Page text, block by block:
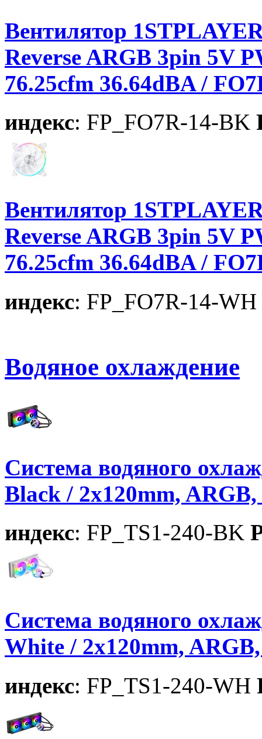
Вентилятор
Reverse ARGB 3pin 5V
76.25cfm 36.64dBA /
индекс: FP_FO7R-14-BK
Вентилятор
Reverse ARGB 3pin 5V
76.25cfm 36.64dBA /
индекс: FP_FO7R-14-WH
Водяное охлаждение
Система водяного
Black / 2x120mm,
индекс: FP_TS1-240-BK
Система водяного
White / 2x120mm,
индекс: FP_TS1-240-WH